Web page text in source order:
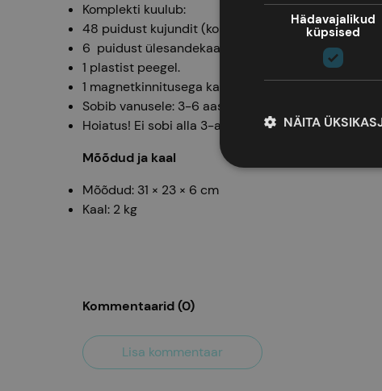
Komplekti kuulub:
48 puidust kujundit (kolm erinevat kujundit neljas
6 puidust ülesandekaarti 12 ülesandega 16×16 cm.
1 plastist peegel.
1 magnetkinnitusega karp 31 x 23 x 6cm.
Sobib vanusele: 3-6 aastat.
Hoiatus! Ei sobi alla 3-aastastele lastele. Sisaldab
Mõõdud ja kaal
Mõõdud: 31 × 23 × 6 cm
Kaal: 2 kg
Kommentaarid(0)
Lisa kommentaar
Hädavajalikud
küpsised
NÄITA